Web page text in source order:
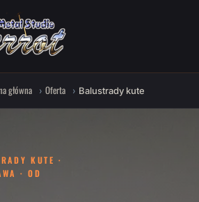
główna Oferta Balustrady kute
KUTE ·
· OD